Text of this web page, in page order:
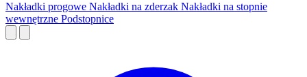
Nakładki progowe Nakładki na zderzak Nakładki na stopnie
wewnętrzne Podstopnice